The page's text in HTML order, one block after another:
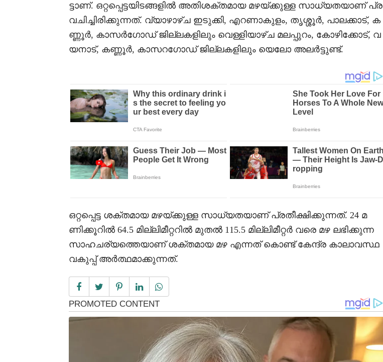
ട്ടാണ്. ഒറ്റപ്പെട്ടയിടങ്ങളിൽ അതിശക്തമായ മഴയ്ക്കുള്ള സാധ്യതയാണ് പ്ര
വചിച്ചിരിക്കുന്നത്. വ്യാഴാഴ്ച ഇടുക്കി, എറണാകുളം, തൃശ്ശൂർ, പാലക്കാട്, ക
ണ്ണൂർ, കാസർഗോഡ് ജില്ലകളിലും വെള്ളിയാഴ്ച മലപ്പുറം, കോഴിക്കോട്, വ
യനാട്, കണ്ണൂർ, കാസറഗോഡ് ജില്ലകളിലും യെലോ അലർട്ടുണ്ട്.
ഒറ്റപ്പെട്ട ശക്തമായ മഴയ്ക്കുള്ള സാധ്യതയാണ് പ്രതീക്ഷിക്കുന്നത്. 24 മ
ണിക്കൂറിൽ 64.5 മില്ലിമീറ്ററിൽ മുതൽ 115.5 മില്ലിമീറ്റർ വരെ മഴ ലഭിക്കുന്ന
സാഹചര്യത്തെയാണ് ശക്തമായ മഴ എന്നത് കൊണ്ട് കേന്ദ്ര കാലാവസ്ഥ
വകുപ്പ് അർത്ഥമാക്കുന്നത്.